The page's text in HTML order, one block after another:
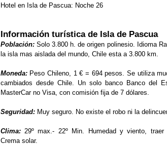
Hotel en Isla de Pascua: Noche 26
Información turística de Isla de Pascua
Población:Solo 3.800 h. de origen polinesio. Idioma
la isla mas aislada del mundo, Chile esta a 3.800 km.
Moneda:Peso Chileno, 1 € = 694 pesos. Se utiliza
cambiados desde Chile. Un solo banco Banco del
MasterCar no Visa, con comisión fija de 7 dólares.
Seguridad:Muy seguro. No existe el robo ni la
Clima:29º max.- 22º Min. Humedad y viento, traer
Crema solar.